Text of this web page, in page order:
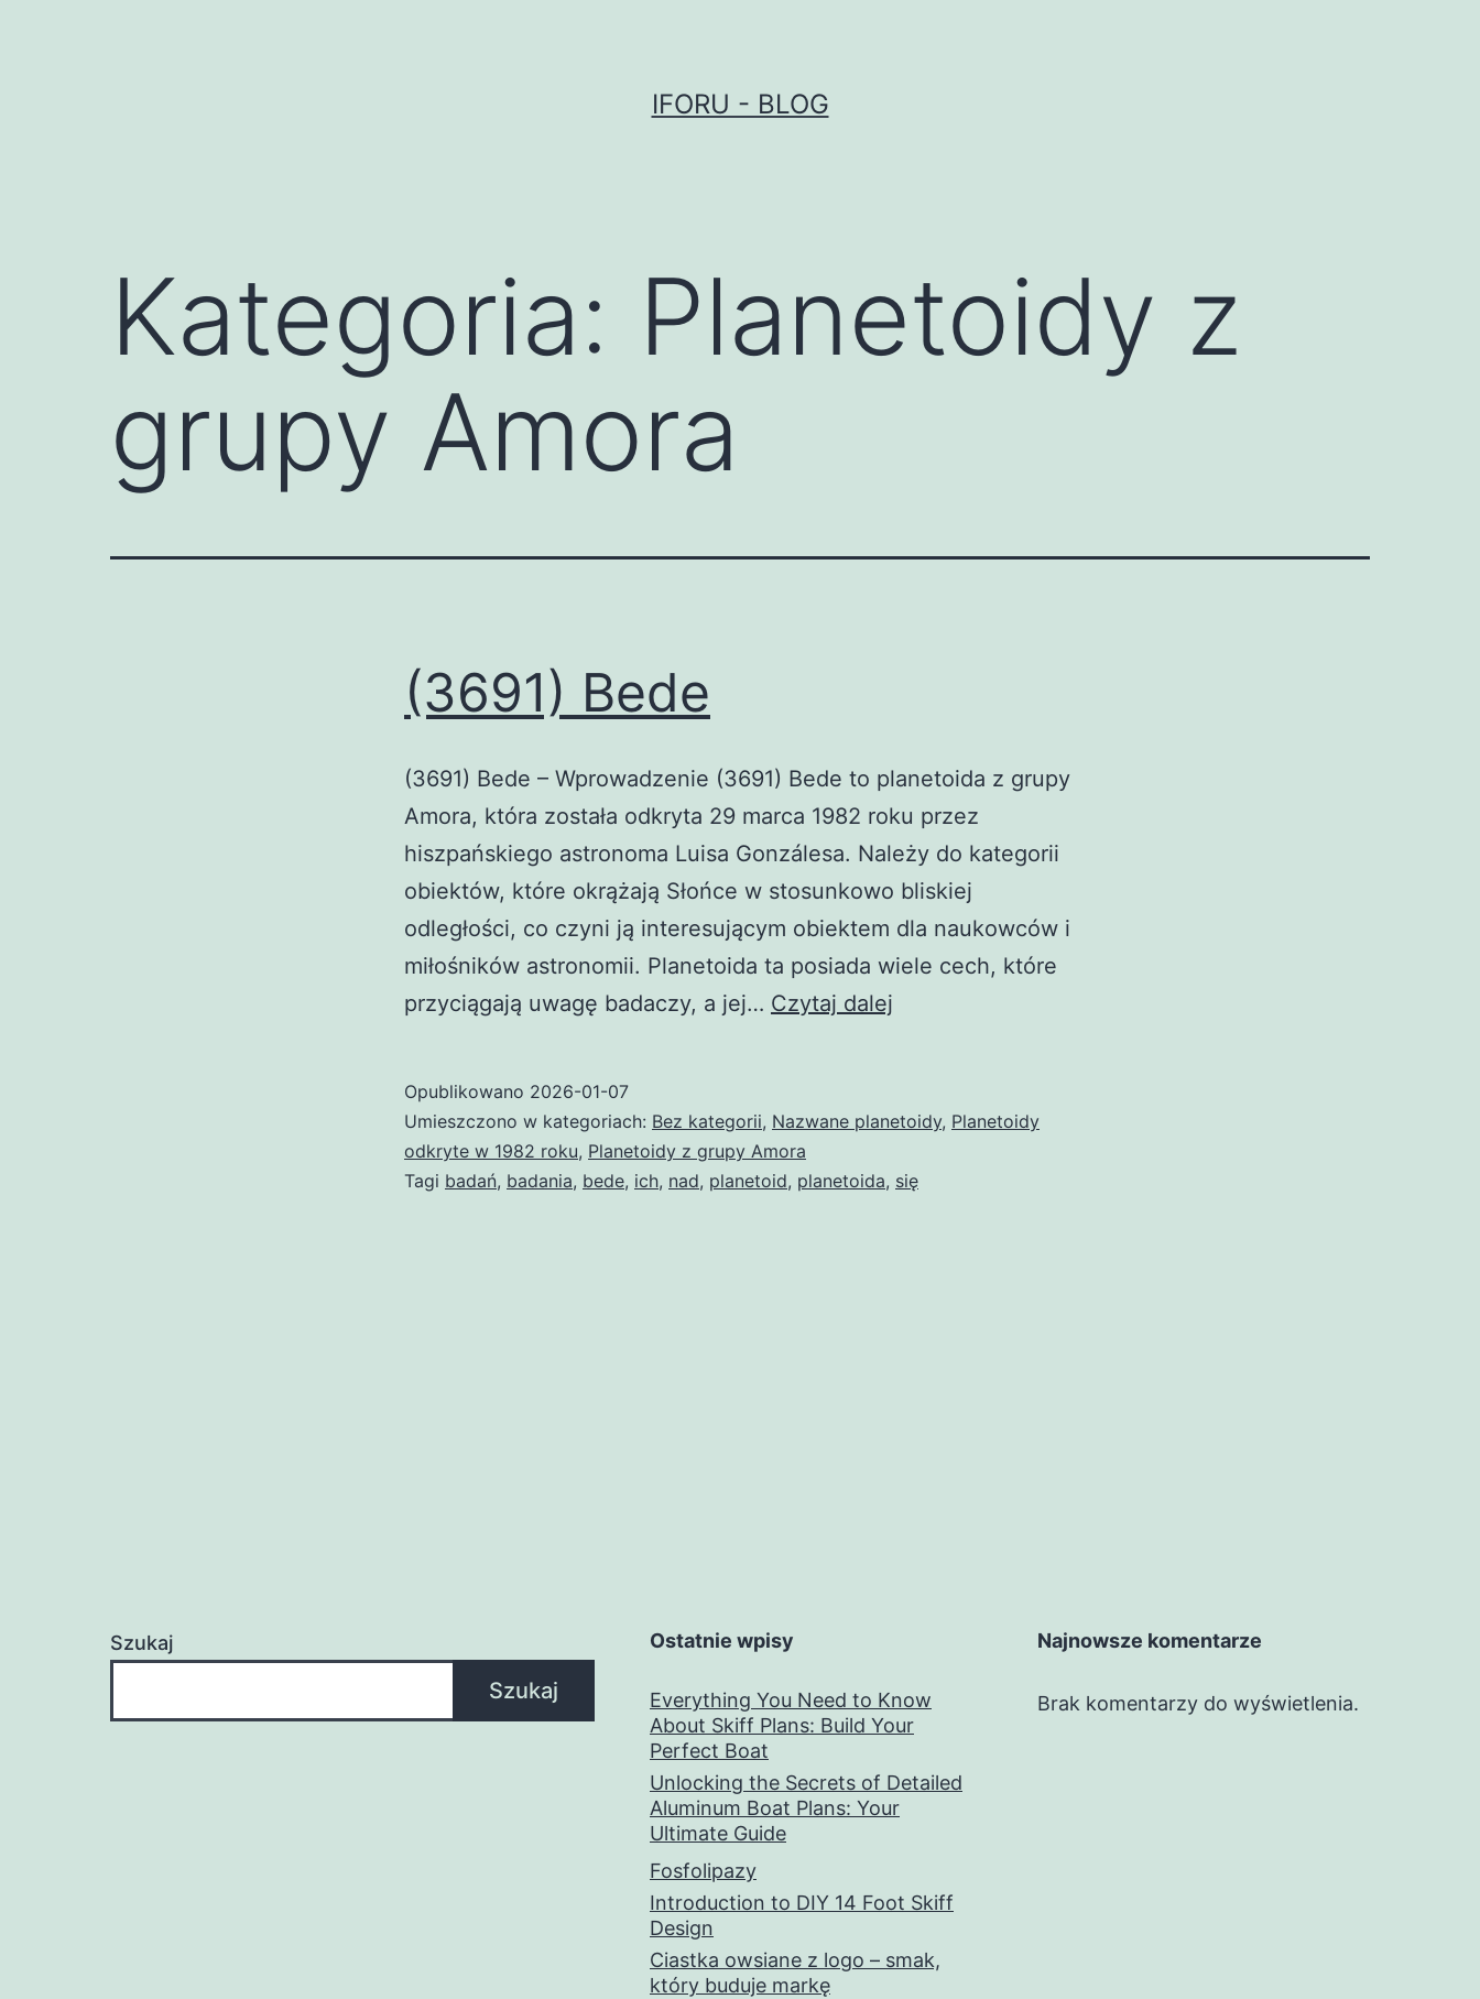
IFORU - BLOG
Kategoria: Planetoidy z
grupy Amora
(3691) Bede
(3691) Bede – Wprowadzenie (3691) Bede to planetoida z grupy
Amora, która została odkryta 29 marca 1982 roku przez
hiszpańskiego astronoma Luisa Gonzálesa. Należy do kategorii
obiektów, które okrążają Słońce w stosunkowo bliskiej
odległości, co czyni ją interesującym obiektem dla naukowców i
miłośników astronomii. Planetoida ta posiada wiele cech, które
przyciągają uwagę badaczy, a jej… Czytaj dalej
Opublikowano 2026-01-07
Umieszczono w kategoriach: Bez kategorii, Nazwane planetoidy, Planetoidy
odkryte w 1982 roku, Planetoidy z grupy Amora
Tagi badań, badania, bede, ich, nad, planetoid, planetoida, się
Szukaj
Szukaj
Ostatnie wpisy
Everything You Need to Know
About Skiff Plans: Build Your
Perfect Boat
Unlocking the Secrets of Detailed
Aluminum Boat Plans: Your
Ultimate Guide
Fosfolipazy
Introduction to DIY 14 Foot Skiff
Design
Ciastka owsiane z logo – smak,
który buduje markę
Najnowsze komentarze
Brak komentarzy do wyświetlenia.